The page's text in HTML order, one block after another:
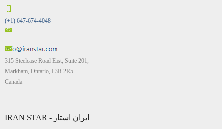
(+1) 647-674-4048
315 Steelcase Road East, Suite 201,
Markham, Ontario, L3R 2R5
Canada
IRAN STAR - ایران استار